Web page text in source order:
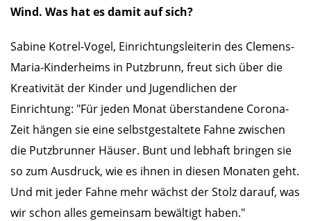
Wind. Was hat es damit auf sich?
Sabine Kotrel-Vogel, Einrichtungsleiterin des Clemens-
Maria-Kinderheims in Putzbrunn, freut sich über die
Kreativität der Kinder und Jugendlichen der
Einrichtung: "Für jeden Monat überstandene Corona-
Zeit hängen sie eine selbstgestaltete Fahne zwischen
die Putzbrunner Häuser. Bunt und lebhaft bringen sie
so zum Ausdruck, wie es ihnen in diesen Monaten geht.
Und mit jeder Fahne mehr wächst der Stolz darauf, was
wir schon alles gemeinsam bewältigt haben."